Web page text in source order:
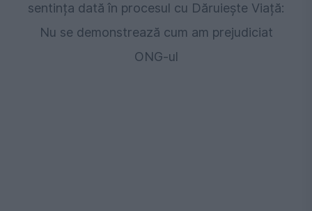
sentința dată în procesul cu Dăruiește Viață:
Nu se demonstrează cum am prejudiciat
ONG-ul